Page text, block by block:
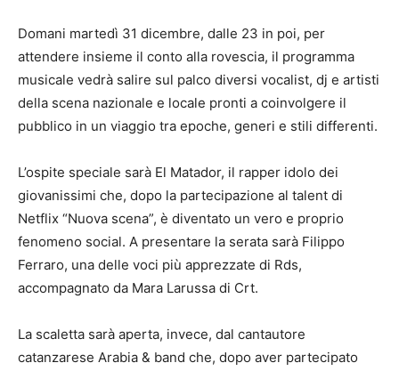
Domani martedì 31 dicembre, dalle 23 in poi, per
attendere insieme il conto alla rovescia, il programma
musicale vedrà salire sul palco diversi vocalist, dj e artisti
della scena nazionale e locale pronti a coinvolgere il
pubblico in un viaggio tra epoche, generi e stili differenti.
L’ospite speciale sarà El Matador, il rapper idolo dei
giovanissimi che, dopo la partecipazione al talent di
Netflix “Nuova scena”, è diventato un vero e proprio
fenomeno social. A presentare la serata sarà Filippo
Ferraro, una delle voci più apprezzate di Rds,
accompagnato da Mara Larussa di Crt.
La scaletta sarà aperta, invece, dal cantautore
catanzarese Arabia & band che, dopo aver partecipato